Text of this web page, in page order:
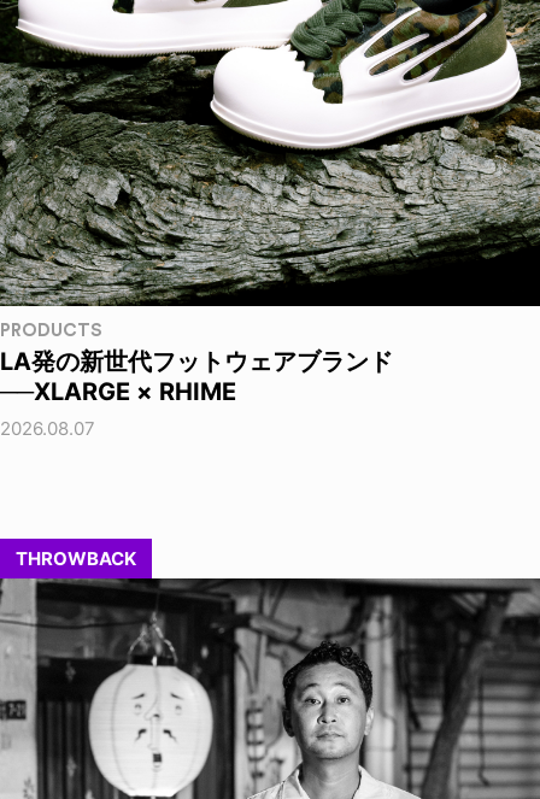
PRODUCTS
LA発の新世代フットウェアブランド
──XLARGE × RHIME
2026.08.07
THROWBACK